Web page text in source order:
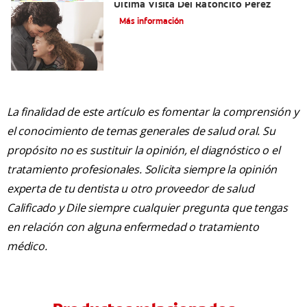
Última Visita Del Ratoncito Pérez
Más información
La finalidad de este artículo es fomentar la comprensión y
el conocimiento de temas generales de salud oral. Su
propósito no es sustituir la opinión, el diagnóstico o el
tratamiento profesionales. Solicita siempre la opinión
experta de tu dentista u otro proveedor de salud
Calificado y Dile siempre cualquier pregunta que tengas
en relación con alguna enfermedad o tratamiento
médico.